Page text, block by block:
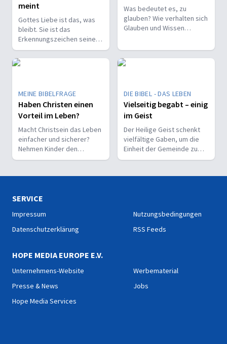
meint
Gottes Liebe ist das, was
bleibt. Sie ist das
Erkennungszeichen seiner
Kinder und trägt, wenn alles
andere vergeht.
Was bedeutet es, zu
glauben? Wie verhalten sich
Glauben und Wissen
Entscheidung?
MEINE BIBELFRAGE
Haben Christen einen
Vorteil im Leben?
Macht Christsein das Leben
einfacher und sicherer?
Nehmen Kinder den
Glauben leichter an als
DIE BIBEL - DAS LEBEN
Vielseitig begabt – einig
im Geist
Der Heilige Geist schenkt
vielfältige Gaben, um die
Einheit der Gemeinde zu
stärken und sie zu
Menschen zu bekennen.
SERVICE
Impressum
Datenschutzerklärung
Nutzungsbedingungen
RSS Feeds
HOPE MEDIA EUROPE E.V.
Unternehmens-Website
Presse & News
Hope Media Services
Werbematerial
Jobs